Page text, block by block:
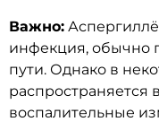
Важно:
инфекция, обычно
пути. Однако в
распространяется
воспалительные